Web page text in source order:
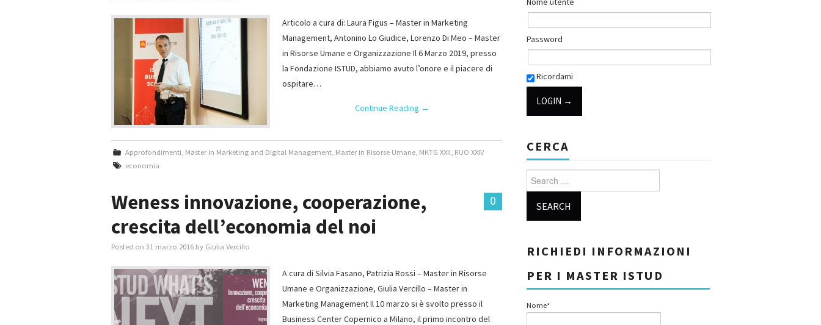
Articolo a cura di: Laura Figus – Master in Marketing
Management, Antonino Lo Giudice, Lorenzo Di Meo – Master
in Risorse Umane e Organizzazione Il 6 Marzo 2019, presso
la Fondazione ISTUD, abbiamo avuto l’onore e il piacere di
ospitare…
Continue Reading →
Approfondimenti, Master in Marketing and Digital Management, Master in Risorse Umane, MKTG XXII, RUO XXIV
economia
0
Weness innovazione, cooperazione,
crescita dell’economia del noi
Posted on 31 marzo 2016 by Giulia Vercillo
A cura di Silvia Fasano, Patrizia Rossi – Master in Risorse
Umane e Organizzazione, Giulia Vercillo – Master in
Marketing Management Il 10 marzo si è svolto presso il
Business Center Copernico a Milano, il primo incontro del
Password
Ricordami
CERCA
Search for:
RICHIEDI INFORMAZIONI
PER I MASTER ISTUD
Nome*